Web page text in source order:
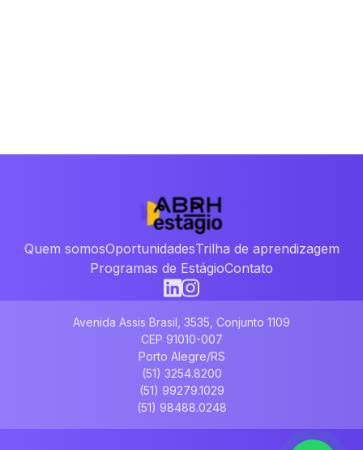
Quem somosOportunidadesTrilha de aprendizagem
Programas de EstágioContato
Avenida Assis Brasil, 3535, Conjunto 1109
CEP 91010-007
Porto Alegre/RS
(51) 3254.8200
(51) 99279.1029
(51) 98488.0248